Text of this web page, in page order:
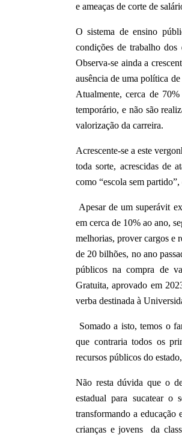
e ameaças de corte de
O sistema de ensino
condições de trabalho dos
Observa-se ainda a
ausência de uma política
Atualmente, cerca de
temporário, e não são
valorização da carreira.
Acrescente-se a este
toda sorte, acrescidas de
como “escola sem
Apesar de um superávit
em cerca de 10% ao ano,
melhorias, prover cargos e
de 20 bilhões, no ano
públicos na compra de
Gratuita, aprovado em
verba destinada à
Somado a isto, temos o
que contraria todos os
recursos públicos do
Não resta dúvida que o
estadual para sucatear o
transformando a
crianças e jovens da